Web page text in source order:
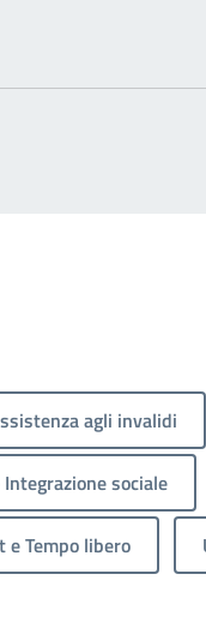
agli invalidi
sociale
e Tempo libero